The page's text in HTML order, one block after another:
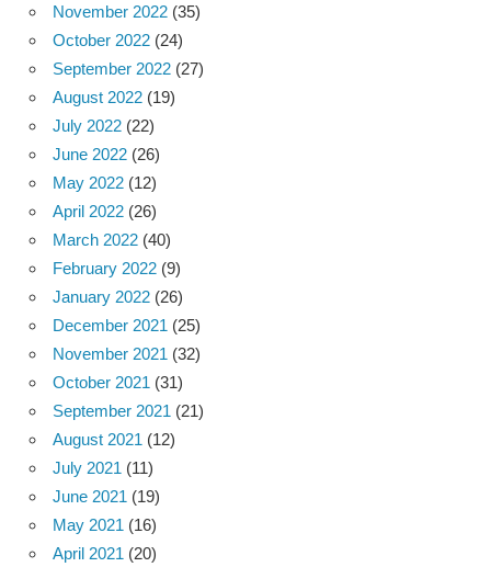
November 2022 (35)
October 2022 (24)
September 2022 (27)
August 2022 (19)
July 2022 (22)
June 2022 (26)
May 2022 (12)
April 2022 (26)
March 2022 (40)
February 2022 (9)
January 2022 (26)
December 2021 (25)
November 2021 (32)
October 2021 (31)
September 2021 (21)
August 2021 (12)
July 2021 (11)
June 2021 (19)
May 2021 (16)
April 2021 (20)